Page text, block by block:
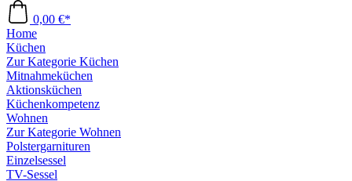
0,00 €*
Home
Küchen
Zur Kategorie Küchen
Mitnahmeküchen
Aktionsküchen
Küchenkompetenz
Wohnen
Zur Kategorie Wohnen
Polstergarnituren
Einzelsessel
TV-Sessel